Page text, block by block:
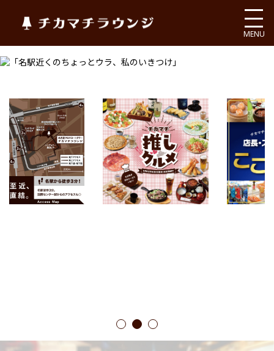
チカマチラウンジ
MENU
1 2 3